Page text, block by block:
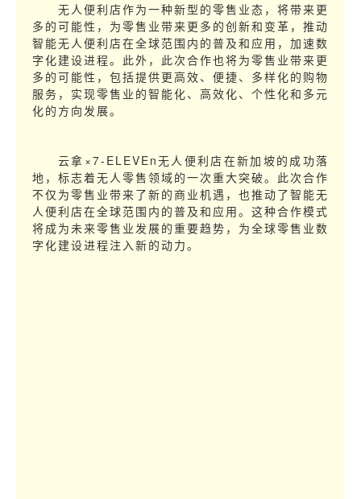
无人便利店作为一种新型的零售业态，将带来更
多的可能性，为零售业带来更多的创新和变革，推动
智能无人便利店在全球范围内的普及和应用，加速数
字化建设进程。此外，此次合作也将为零售业带来更
多的可能性，包括提供更高效、便捷、多样化的购物
服务，实现零售业的智能化、高效化、个性化和多元
化的方向发展。
云拿×7-ELEVEn无人便利店在新加坡的成功落
地，标志着无人零售领域的一次重大突破。此次合作
不仅为零售业带来了新的商业机遇，也推动了智能无
人便利店在全球范围内的普及和应用。这种合作模式
将成为未来零售业发展的重要趋势，为全球零售业数
字化建设进程注入新的动力。